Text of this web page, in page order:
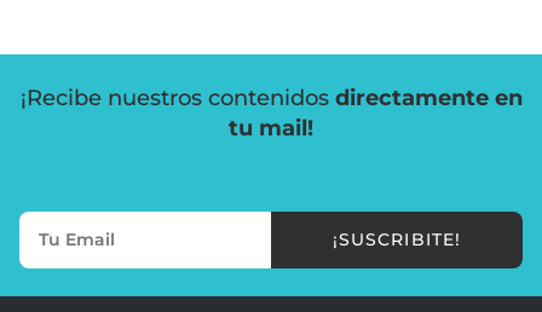
¡Recibe nuestros contenidos directamente en
tu mail!
¡SUSCRIBITE!